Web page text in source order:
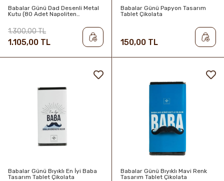
Babalar Günü Dad Desenli Metal
Kutu (80 Adet Napoliten
1.105,00 TL
1.300,00 TL
Babalar Günü Papyon Tasarım
Tablet Çikolata
150,00 TL
Babalar Günü Bıyıklı En İyi Baba
Tasarım Tablet Çikolata
Babalar Günü Bıyıklı Mavi Renk
Tasarım Tablet Çikolata